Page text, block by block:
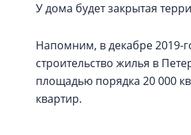
У дома будет закрытая
Напомним, в декабре 2019-
строительство жилья в
площадью порядка 20 000
квартир.